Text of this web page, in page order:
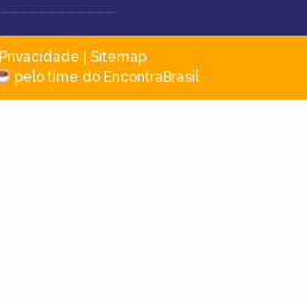
Privacidade
Sitemap
pelo time do EncontraBrasil